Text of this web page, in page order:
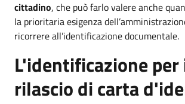
cittadino, che può farlo valere anche
la prioritaria esigenza
ricorrere all’identificazione documentale.
L'identificazione per
rilascio dicarta